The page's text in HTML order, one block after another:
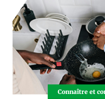
Connaître et